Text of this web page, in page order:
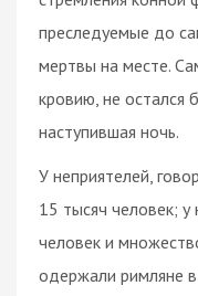
преследуемые до
мертвы на месте.
кровию, не остался
наступившая ночь.
У неприятелей,
15 тысяч человек;
человек и
одержали римляне